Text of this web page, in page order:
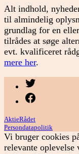
Alt indhold,
til almindelig
grundlag for en
tilrådes at søge
evt. kvalificeret
mere her.
AktieRådet
Persondatapolitik
Vi bruger cookies
relevante oplevelse